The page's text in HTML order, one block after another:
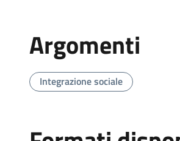
Argomenti
Integrazione sociale